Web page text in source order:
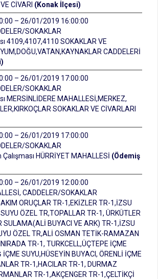
CİVARI (Konak İlçesi)
– 26/01/2019 16:00:00
SOKAKLAR
4109,4107,4110 SOKAKLAR VE
CADDELERİ
– 26/01/2019 17:00:00
SOKAKLAR
MERSİNLİDERE MAHALLESİ,MERKEZ,
SOKAKLAR VE CİVARLARI
– 26/01/2019 17:00:00
SOKAKLAR
HÜRRİYET MAHALLESİ (Ödemiş
– 26/01/2019 12:00:00
CADDELER/SOKAKLAR
ORUÇLAR TR-1,EKİZLER TR-1,İZSU
ÖZEL TR,TOPALLAR TR-1, ÜRKÜTLER
SULAMA(ALİ BUYACI VE ARK) TR-1,İZSU
ÖZEL TR,ALİ OSMAN TETİK-RAMAZAN
TR-1, TURKCELL,ÜÇTEPE İÇME
İÇME SUYU,HÜSEYİN BUYACI, ÖRENLİ İÇME
TR-1,HACILAR TR-1, DURMAZ
TR-1,AKÇENGER TR-1,ÇELTİKÇİ